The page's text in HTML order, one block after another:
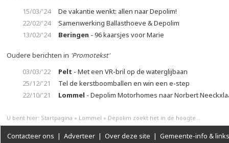
15/03/'24
De vakantie wenkt: allen naar Depolim!
22/02/'24
Samenwerking Ballasthoeve & Depolim
13/02/'24
Beringen - 96 kaarsjes voor Marie
Oudere berichten in 'Promotekst'
03/03/'22
Pelt - Met een VR-bril op de waterglijbaan
25/12/'21
Tel de kerstboomballen en win een e-step
22/10/'21
Lommel - Depolim Motorhomes naar Norbert
U bent hier: Startpagina » Lommel » Depolim zoekt het in de hoogte...
Contacteer ons | Adverteer | Over deze site | Gemeente-info & links